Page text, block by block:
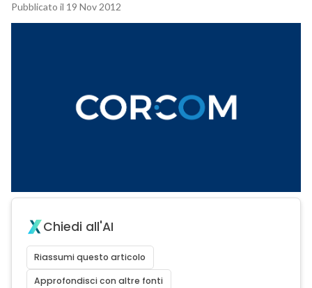
Pubblicato il 19 Nov 2012
Chiedi all'AI
Riassumi questo articolo
Approfondisci con altre fonti